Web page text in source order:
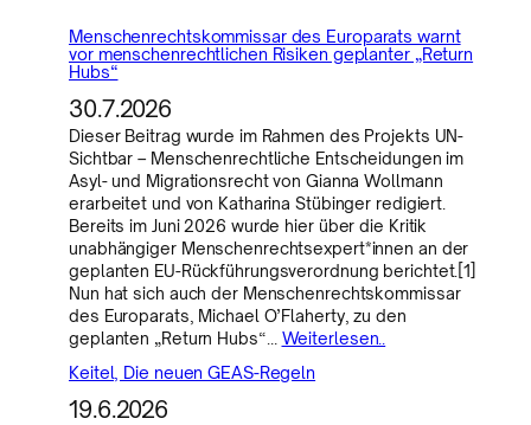
Menschenrechtskommissar des Europarats warnt
vor menschenrechtlichen Risiken geplanter „Return
Hubs“
30.7.2026
Dieser Beitrag wurde im Rahmen des Projekts UN-
Sichtbar – Menschenrechtliche Entscheidungen im
Asyl- und Migrationsrecht von Gianna Wollmann
erarbeitet und von Katharina Stübinger redigiert.
Bereits im Juni 2026 wurde hier über die Kritik
unabhängiger Menschenrechtsexpert*innen an der
geplanten EU-Rückführungsverordnung berichtet.[1]
Nun hat sich auch der Menschenrechtskommissar
des Europarats, Michael O’Flaherty, zu den
geplanten „Return Hubs“… Weiterlesen..
Keitel, Die neuen GEAS-Regeln
19.6.2026